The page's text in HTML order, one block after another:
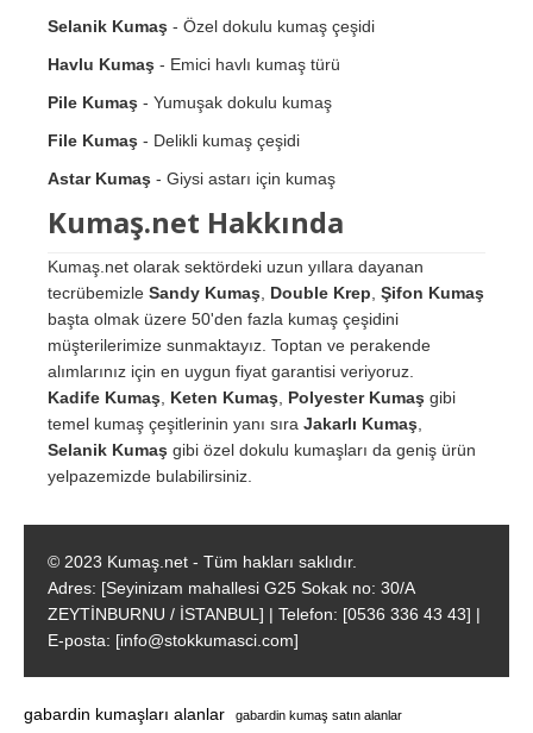
Selanik Kumaş - Özel dokulu kumaş çeşidi
Havlu Kumaş - Emici havlı kumaş türü
Pile Kumaş - Yumuşak dokulu kumaş
File Kumaş - Delikli kumaş çeşidi
Astar Kumaş - Giysi astarı için kumaş
Kumaş.net Hakkında
Kumaş.net olarak sektördeki uzun yıllara dayanan
tecrübemizleSandy Kumaş Double Krep ,Şifon Kumaş
başta olmak üzere 50'den fazla kumaş çeşidini
müşterilerimize sunmaktayız. Toptan ve perakende
alımlarınız için en uygun fiyat garantisi veriyoruz.
Kadife Kumaş
Keten Kumaş Polyester Kumaş gibi
temel kumaş çeşitlerinin yanı sıraJakarlı Kumaş
Selanik Kumaş gibi özel dokulu kumaşları da geniş ürün
yelpazemizde bulabilirsiniz.
© 2023 Kumaş.net - Tüm hakları saklıdır.
Adres: [Seyinizam mahallesi G25 Sokak no: 30/A
ZEYTİNBURNU / İSTANBUL] | Telefon: [0536 336 43 43] |
E-posta: [info@stokkumasci.com]
gabardin kumaşları alanlar
gabardin kumaş satın alanlar